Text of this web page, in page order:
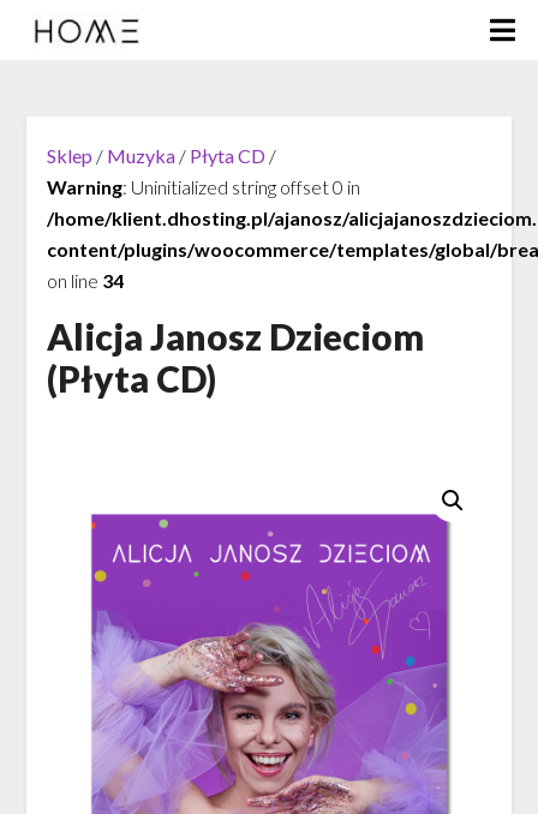
Sklep / Muzyka/ Płyta CD/
Warning: Uninitialized string offset 0 in
/home/klient.dhosting.pl/ajanosz/
content/plugins/woocommerce/templates/global/
on line 34
Alicja Janosz Dzieciom
(Płyta CD)